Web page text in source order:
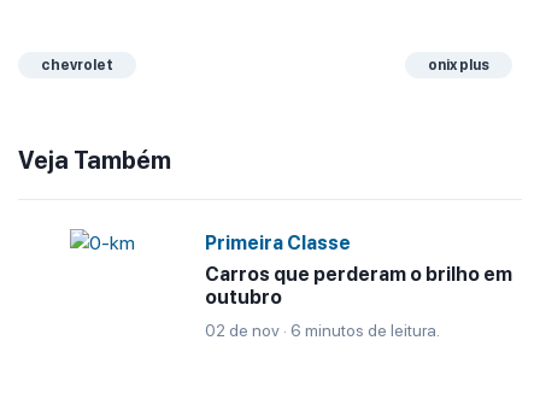
chevrolet onix plus
Veja Também
Primeira Classe
Carros que perderam o brilho em
outubro
02 de nov · 6 minutos de leitura.